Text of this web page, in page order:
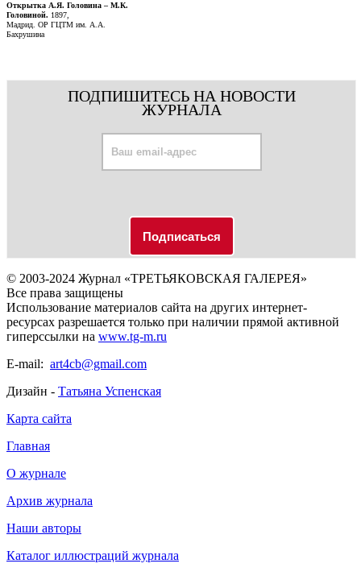
Открытка А.Я. Головина – М.К.
Головиной. 1897,
Мадрид. ОР ГЦТМ им. А.А.
Бахрушина
ПОДПИШИТЕСЬ НА НОВОСТИ
ЖУРНАЛА
© 2003-2024 Журнал «ТРЕТЬЯКОВСКАЯ ГАЛЕРЕЯ»
Все права защищены
Использование материалов сайта на других интернет-
ресурсах разрешается только при наличии прямой активной
гиперссылки на www.tg-m.ru
E-mail: art4cb@gmail.com
Дизайн - Татьяна Успенская
Карта сайта
Главная
О журнале
Архив журнала
Наши авторы
Каталог иллюстраций журнала